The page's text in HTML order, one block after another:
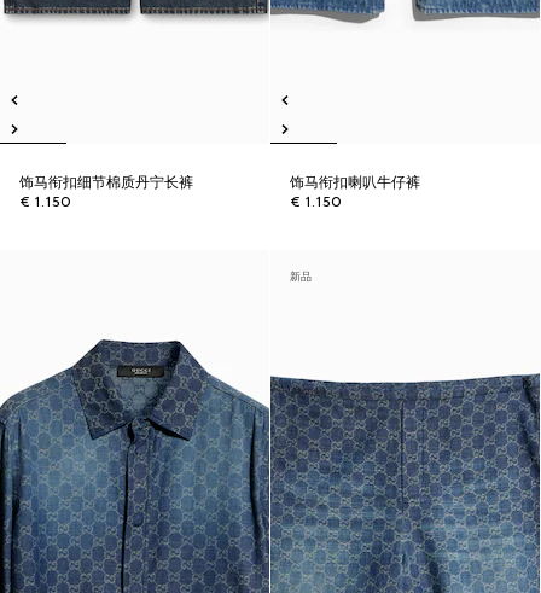
饰马衔扣细节棉质丹宁长裤
€ 1.150
饰马衔扣喇叭牛仔裤
€ 1.150
新品